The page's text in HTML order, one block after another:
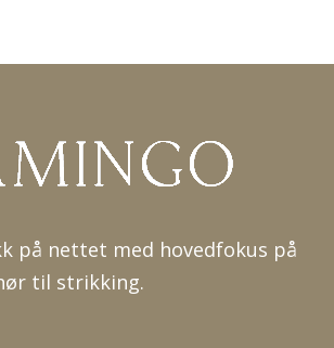
på nettet med hovedfokus på
til strikking.